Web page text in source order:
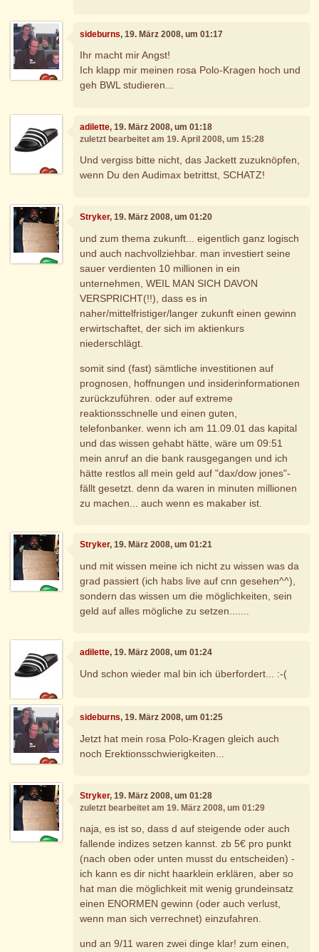
sideburns, 19. März 2008, um 01:17
Ihr macht mir Angst!
Ich klapp mir meinen rosa Polo-Kragen hoch und
geh BWL studieren...
adilette, 19. März 2008, um 01:18
zuletzt bearbeitet am 19. April 2008, um 15:28
Und vergiss bitte nicht, das Jackett zuzuknöpfen,
wenn Du den Audimax betrittst, SCHATZ!
Stryker, 19. März 2008, um 01:20
und zum thema zukunft... eigentlich ganz logisch
und auch nachvollziehbar. man investiert seine
sauer verdienten 10 millionen in ein
unternehmen, WEIL MAN SICH DAVON
VERSPRICHT(!!), dass es in
naher/mittelfristiger/langer zukunft einen gewinn
erwirtschaftet, der sich im aktienkurs
niederschlägt.
somit sind (fast) sämtliche investitionen auf
prognosen, hoffnungen und insiderinformationen
zurückzuführen. oder auf extreme
reaktionsschnelle und einen guten,
telefonbanker. wenn ich am 11.09.01 das kapital
und das wissen gehabt hätte, wäre um 09:51
mein anruf an die bank rausgegangen und ich
hätte restlos all mein geld auf "dax/dow jones"-
fällt gesetzt. denn da waren in minuten millionen
zu machen... auch wenn es makaber ist.
Stryker, 19. März 2008, um 01:21
und mit wissen meine ich nicht zu wissen was da
grad passiert (ich habs live auf cnn gesehen^^),
sondern das wissen um die möglichkeiten, sein
geld auf alles mögliche zu setzen.......
adilette, 19. März 2008, um 01:24
Und schon wieder mal bin ich überfordert... :-(
sideburns, 19. März 2008, um 01:25
Jetzt hat mein rosa Polo-Kragen gleich auch
noch Erektionsschwierigkeiten...
Stryker, 19. März 2008, um 01:28
zuletzt bearbeitet am 19. März 2008, um 01:29
naja, es ist so, dass d auf steigende oder auch
fallende indizes setzen kannst. zb 5€ pro punkt
(nach oben oder unten musst du entscheiden) -
ich kann es dir nicht haarklein erklären, aber so
hat man die möglichkeit mit wenig grundeinsatz
einen ENORMEN gewinn (oder auch verlust,
wenn man sich verrechnet) einzufahren.
und an 9/11 waren zwei dinge klar! zum einen,